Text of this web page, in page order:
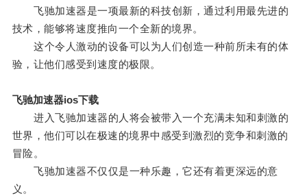
飞驰加速器是一项最新的科技创新，通过利用最先进的
技术，能够将速度推向一个全新的境界。
这个令人激动的设备可以为人们创造一种前所未有的体
验，让他们感受到速度的极限。
飞驰加速器ios下载
进入飞驰加速器的人将会被带入一个充满未知和刺激的
世界，他们可以在极速的境界中感受到激烈的竞争和刺激的
冒险。
飞驰加速器不仅仅是一种乐趣，它还有着更深远的意
义。